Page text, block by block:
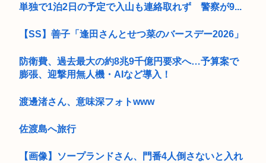
単独で1泊2日の予定で入山も連絡取れず 警察が9...
【SS】善子「逢田さんとせつ菜のバースデー2026」
防衛費、過去最大の約8兆9千億円要求へ…予算案で
膨張、迎撃用無人機・AIなど導入！
渡邊渚さん、意味深フォトwww
佐渡島へ旅行
【画像】ソープランドさん、門番4人倒さないと入れ